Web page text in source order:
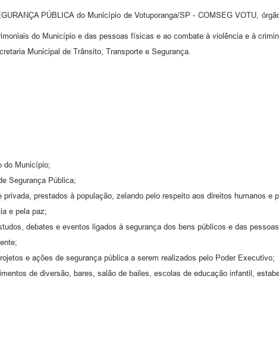
PÚBLICA do Município de Votuporanga/SP - COMSEG VOTU,
do Município e das pessoas físicas e ao combate à violência e à
Municipal de Trânsito, Transporte e Segurança.
do Município;
Segurança Pública;
prestados à população, zelando pelo respeito aos direitos humanos
e pela paz;
debates e eventos ligados à segurança dos bens públicos e das
e ações de segurança pública a serem realizados pelo Poder Executivo;
de diversão, bares, salão de bailes, escolas de educação infantil,